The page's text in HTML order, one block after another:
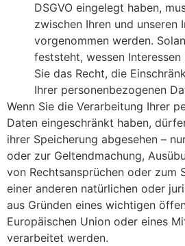
DSGVO eingelegt haben,
zwischen Ihren und unseren
vorgenommen werden.
feststeht, wessen
Sie das Recht, die
Ihrer personenbezogenen
Wenn Sie die Verarbeitung Ihrer
Daten eingeschränkt haben,
ihrer Speicherung abgesehen –
oder zur Geltendmachung,
von Rechtsansprüchen oder zum
einer anderen natürlichen oder
aus Gründen eines wichtigen
Europäischen Union oder eines
verarbeitet werden.